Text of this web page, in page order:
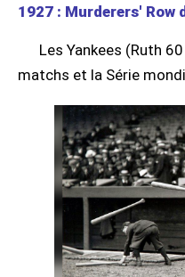
1927 : Murderers' Row
Les Yankees (Ruth
matchs et la Série